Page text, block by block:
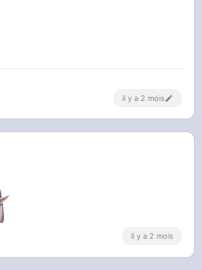
il y a 2 mois
il y a 2 mois